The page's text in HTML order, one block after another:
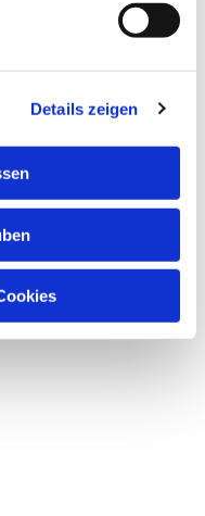
Details zeigen